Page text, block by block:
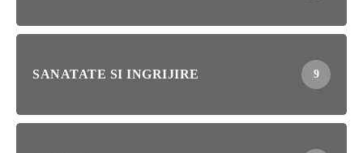
SANATATE SI INGRIJIRE 9